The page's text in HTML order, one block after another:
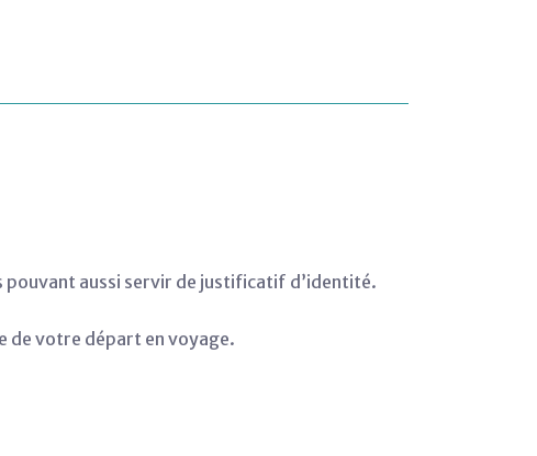
pouvant aussi servir de justificatif d’identité.
de votre départ en voyage.